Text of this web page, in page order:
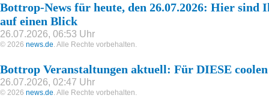
Bottrop-News für heute, den 26.07.2026: Hier sind
auf einen Blick
26.07.2026, 06:53 Uhr
© 2026 news.de. Alle Rechte vorbehalten.
Bottrop Veranstaltungen aktuell: Für DIESE
26.07.2026, 02:47 Uhr
© 2026 news.de. Alle Rechte vorbehalten.